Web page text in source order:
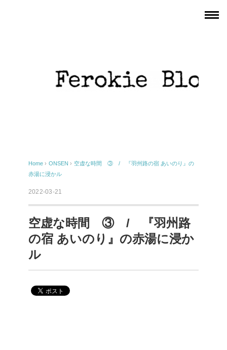
Home › ONSEN › 空虚な時間 ③ / 『羽州路の宿 あいのり』の
赤湯に浸かル
2022-03-21
空虚な時間 ③ / 『羽州路
の宿 あいのり』の赤湯に浸か
ル